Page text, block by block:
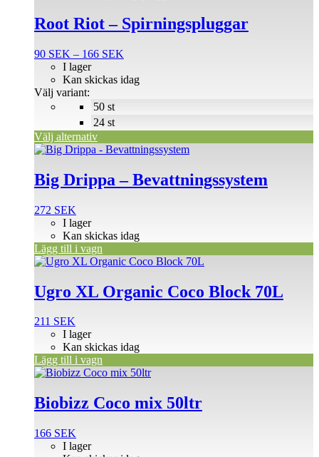
Root Riot – Spirningspluggar
90 SEK – 166 SEK
till
50 st
24 st
I lager
Kan skickas idag
Välj variant:
Välj alternativ
produkten
har
varianter.
olika
alternativen
på
produktsidan
Big Drippa – Bevattningssystem
272 SEK
I lager
Kan skickas idag
Lägg till i vagn
Ugro XL Organic Coco Block 70L
211 SEK
I lager
Kan skickas idag
Lägg till i vagn
Biobizz Coco mix 50ltr
166 SEK
I lager